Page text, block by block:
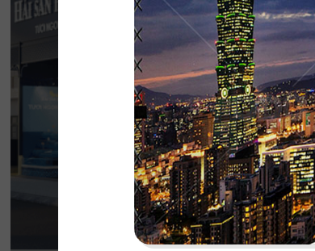
Đội ngũ thiết kế QDC đã khéo
phong cách Địa Trung Hải với vẻ
của Indochine
Chi tiết